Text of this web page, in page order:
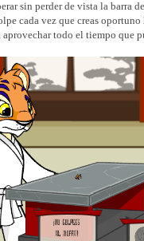
sin perder de vista la barra
cada vez que creas
aprovechar todo el tiempo que